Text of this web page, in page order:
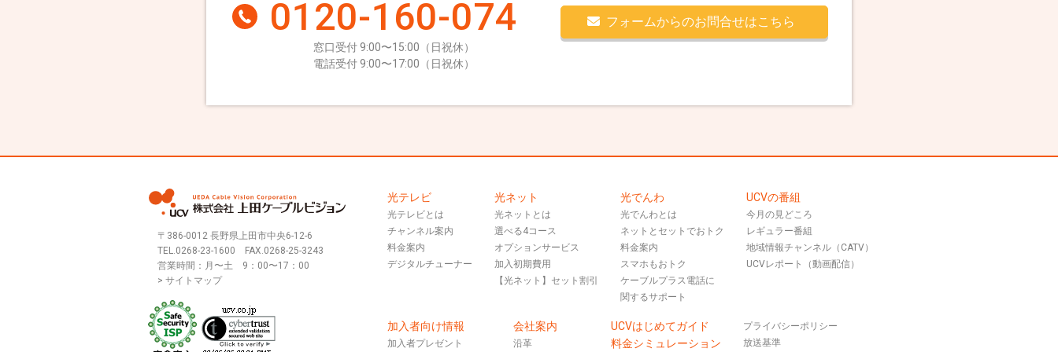
0120-160-074
窓口受付 9:00〜15:00（日祝休）
電話受付 9:00〜17:00（日祝休）
フォームからのお問合せはこちら
〒386-0012 長野県上田市中央6-12-6
TEL.0268-23-1600 FAX.0268-25-3243
営業時間：月〜土 9：00〜17：00
> サイトマップ
光テレビ
光テレビとは
チャンネル案内
料金案内
デジタルチューナー
光ネット
光ネットとは
選べる4コース
オプションサービス
加入初期費用
【光ネット】セット割引
光でんわ
光でんわとは
ネットとセットでおトク
料金案内
スマホもおトク
ケーブルプラス電話に
関するサポート
UCVの番組
今月の見どころ
レギュラー番組
地域情報チャンネル（CATV）
UCVレポート（動画配信）
加入者向け情報
加入者プレゼント
会社案内
沿革
UCVはじめてガイド
料金シミュレーション
プライバシーポリシー
放送基準